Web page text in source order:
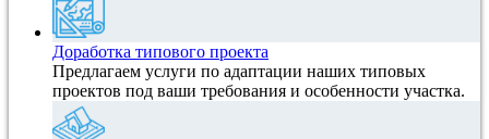
Доработка типового проекта
Предлагаем услуги по адаптации наших типовых
проектов под ваши требования и особенности участка.